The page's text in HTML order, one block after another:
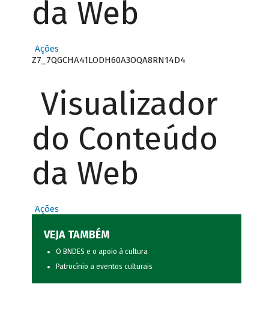
da Web
Ações
Z7_7QGCHA41LODH60A3OQA8RN14D4
Visualizador
do Conteúdo
da Web
Ações
VEJA TAMBÉM
O BNDES e o apoio à cultura
Patrocínio a eventos culturais